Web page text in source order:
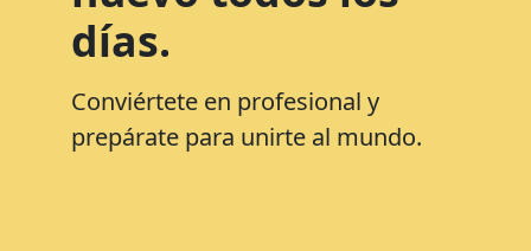
días.
Conviértete en profesional y
prepárate para unirte al mundo.